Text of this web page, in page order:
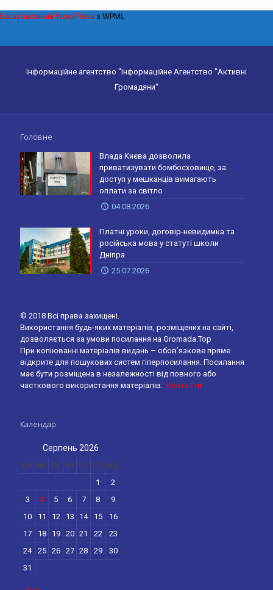
Інформаційне агентство "Інформаційне Агентство "Активні
Громадяни"
Головне
Влада Києва дозволила
приватизувати бомбосховище, за
доступ у мешканців вимагають
оплати за світло
04.08.2026
Платні уроки, договір-невидимка та
російська мова у статуті школи
Дніпра
25.07.2026
© 2018 Всі права захищені.
Використання будь-яких матеріалів, розміщених на сайті,
дозволяється за умови посилання на Gromada.Top
При копіюванні матеріалів видань – обов’язкове пряме
відкрите для пошукових систем гіперпосилання. Посилання
має бути розміщена в незалежності від повного або
часткового використання матеріалів. Контакти
Календар
Серпень 2026
Пн Вт Ср Чт Пт Сб Нд
1
2
3
4 5 6 7 8
9
10
11 12 13 14 15
16
17
18 19 20 21 22
23
24
25 26 27 28 29
30
31
Багатомовний WordPress з WPML